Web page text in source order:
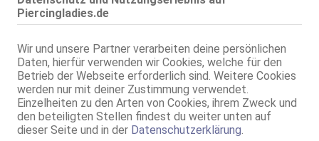
Piercingladies.de
Wir und unsere Partner verarbeiten deine persönlichen
Daten, hierfür verwenden wir Cookies, welche für den
Betrieb der Webseite erforderlich sind. Weitere Cookies
werden nur mit deiner Zustimmung verwendet.
Einzelheiten zu den Arten von Cookies, ihrem Zweck und
den beteiligten Stellen findest du weiter unten auf
dieser Seite und in der Datenschutzerklärung
ZK, GF6, DT, NSa, devot, BV, MFF
Frankfurter Str. 98a
Domina Miss Ella Narcotic
36 Jahre, 75C, KF 36, 1.60m, total rasiert, deutsch
NSa, dominant, AV b. Ihm, FE, VE, Nylon
Kassel-Bettenhausen